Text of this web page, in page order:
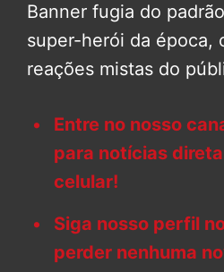
Banner fugia do
super-herói da época,
reações mistas do
Entre no nosso
para notícias
celular!
Siga nosso perfil
perder nenhuma